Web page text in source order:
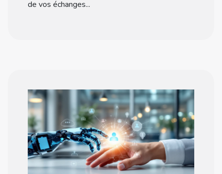
de vos échanges...